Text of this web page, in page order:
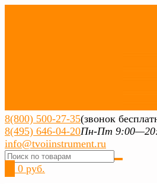
8(800) 500-27-35(звонок
8(495) 646-04-20Пн-Пт
info@tvoiinstrument.ru
0 руб.